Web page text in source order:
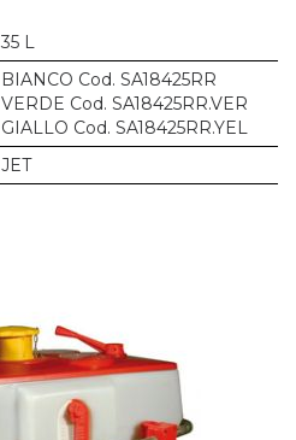
35 L
BIANCO Cod. SA18425RR
VERDE Cod. SA18425RR.VER
GIALLO Cod. SA18425RR.YEL
JET